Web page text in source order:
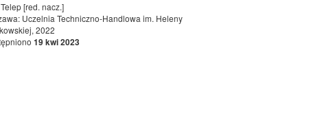
[red. nacz.]
Uczelnia Techniczno-Handlowa im. Heleny
2022
19 kwi 2023